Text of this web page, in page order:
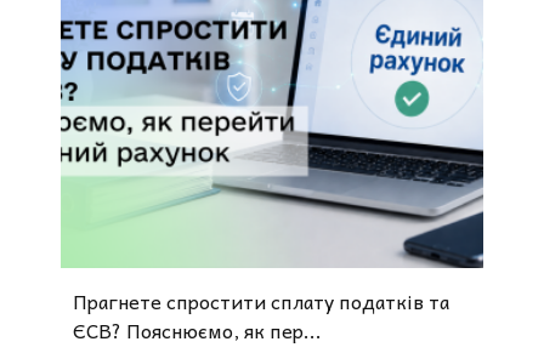
Прагнете спростити сплату податків та
ЄСВ? Пояснюємо, як пер...